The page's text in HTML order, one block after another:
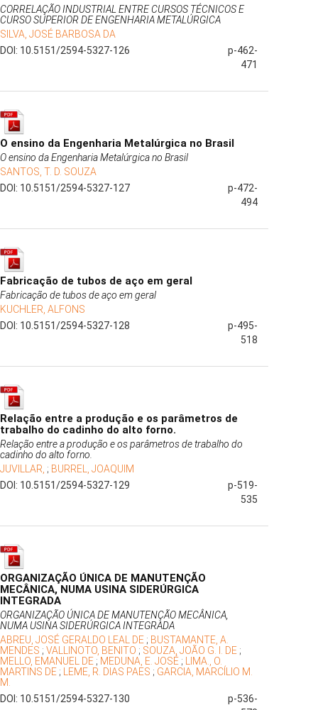
CORRELAÇÃO INDUSTRIAL ENTRE CURSOS TÉCNICOS E
CURSO SUPERIOR DE ENGENHARIA METALÚRGICA
SILVA, JOSÉ BARBOSA DA
DOI: 10.5151/2594-5327-126
p-462-
471
O ensino da Engenharia Metalúrgica no Brasil
O ensino da Engenharia Metalúrgica no Brasil
SANTOS, T. D. SOUZA
DOI: 10.5151/2594-5327-127
p-472-
494
Fabricação de tubos de aço em geral
Fabricação de tubos de aço em geral
KUCHLER, ALFONS
DOI: 10.5151/2594-5327-128
p-495-
518
Relação entre a produção e os parâmetros de
trabalho do cadinho do alto forno.
Relação entre a produção e os parâmetros de trabalho do
cadinho do alto forno.
JUVILLAR, ; BURREL, JOAQUIM
DOI: 10.5151/2594-5327-129
p-519-
535
ORGANIZAÇÃO ÚNICA DE MANUTENÇÃO
MECÂNICA, NUMA USINA SIDERÚRGICA
INTEGRADA
ORGANIZAÇÃO ÚNICA DE MANUTENÇÃO MECÂNICA,
NUMA USINA SIDERÚRGICA INTEGRADA
ABREU, JOSÉ GERALDO LEAL DE ; BUSTAMANTE, A.
MENDES ; VALLINOTO, BENITO ; SOUZA, JOÃO G. I. DE ;
MELLO, EMANUEL DE ; MEDUNA, E. JOSÉ ; LIMA., O.
MARTINS DE ; LEME, R. DIAS PAES ; GARCIA, MARCÍLIO M.
M.
DOI: 10.5151/2594-5327-130
p-536-